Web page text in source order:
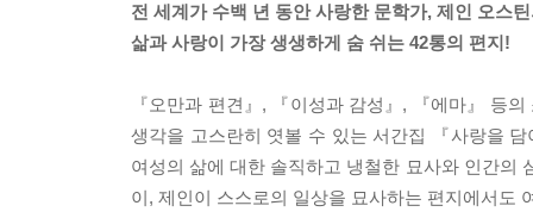
전 세계가 수백 년 동안 사랑한 문학가, 제인 오스
삶과 사랑이 가장 생생하게 숨 쉬는 42통의 편지!
『오만과 편견』, 『이성과 감성』, 『에마』 등
생각을 고스란히 엿볼 수 있는 서간집 『사랑을
여성의 삶에 대한 솔직하고 냉철한 묘사와 인간의
이, 제인이 스스로의 일상을 묘사하는 편지에서도